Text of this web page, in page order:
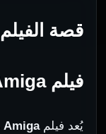
قصة الفيلم
فيلم Amiga مترجم للكبار فقط
يُعد فيلمAmiga